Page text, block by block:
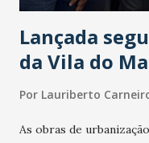
Lançada
da Vila do
Por Lauriberto
As obras de